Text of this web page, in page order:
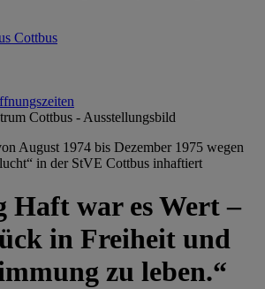
Cottbus
August 1974 bis Dezember 1975 wegen
in der StVE Cottbus inhaftiert
Haft war es Wert –
in Freiheit und
zu leben.“